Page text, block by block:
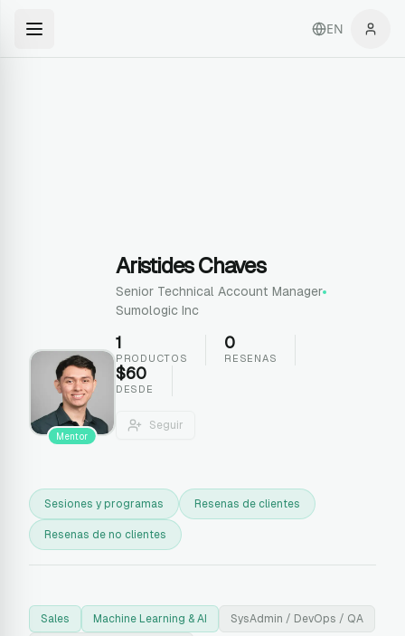
EN
Mentor
Aristides Chaves
Senior Technical Account Manager
Sumologic Inc
1
PRODUCTOS
0
RESENAS
$60
DESDE
Seguir
Sesiones y programas Resenas de clientes
Resenas de no clientes
Sales Machine Learning & AI SysAdmin / DevOps / QA